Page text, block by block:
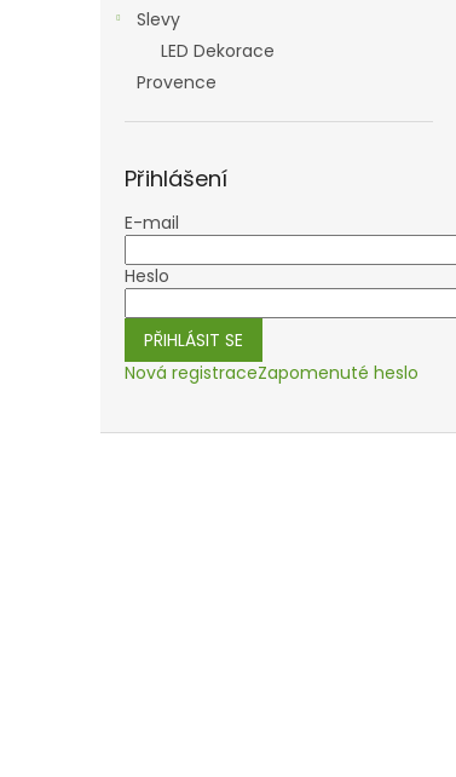
Slevy
LED Dekorace
Provence
Přihlášení
E-mail
Heslo
PŘIHLÁSIT SE
Nová registraceZapomenuté heslo